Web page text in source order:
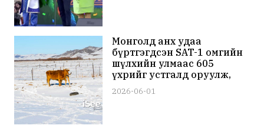
Монголд анх удаа
бүртгэгдсэн SAT-1 омгийн
шүлхийн улмаас 605
үхрийг устгалд оруулж,
Увс, Баян-Өлгийн хөдөлгөөнийг
хязгаарлалаа
2026-06-01